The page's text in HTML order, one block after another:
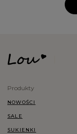
Produkty
NOWOŚCI
SALE
SUKIENKI